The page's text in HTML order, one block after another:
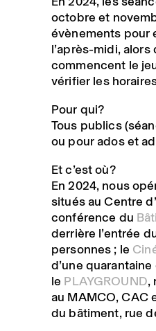
octobre et
évènements pour
l’après-midi,
commencent le
vérifier les
Pour qui?
Tous publics
ou pour ados et
Et c’est où?
En 2024, nous
situés au Centre
conférence du
derrière l’entrée
personnes ; le
d’une
le PLAYGROUND,
au MAMCO, CAC
du bâtiment, rue